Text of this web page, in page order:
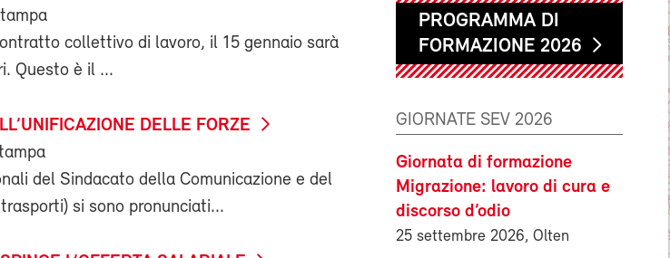
collettivo di lavoro, il 15 gennaio sarà
Questo è il ...
DELLE FORZE
del Sindacato della Comunicazione e del
si sono pronunciati...
PROGRAMMA DI
FORMAZIONE 2026
GIORNATE SEV 2026
Giornata di formazione
Migrazione: lavoro di cura e
discorso d’odio
25 settembre 2026, Olten